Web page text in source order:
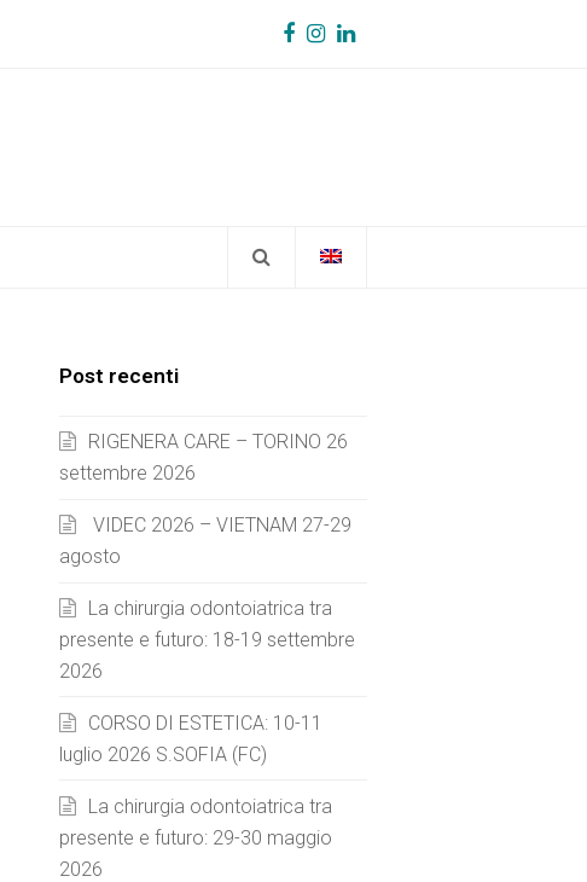
Facebook
Instagram
LinkedIn
Post recenti
RIGENERA CARE – TORINO 26
settembre 2026
VIDEC 2026 – VIETNAM 27-29
agosto
La chirurgia odontoiatrica tra
presente e futuro: 18-19 settembre
2026
CORSO DI ESTETICA: 10-11
luglio 2026 S.SOFIA (FC)
La chirurgia odontoiatrica tra
presente e futuro: 29-30 maggio
2026